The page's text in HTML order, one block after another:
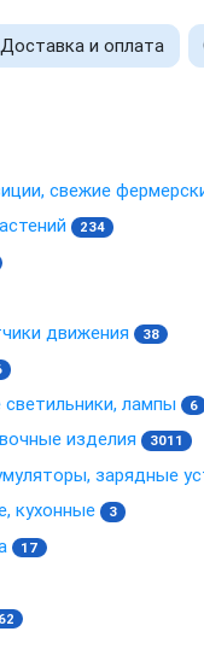
Доставка и оплата
свежие
234
движения 38
лампы 6
изделия 3011
зарядные
кухонные 3
17
62